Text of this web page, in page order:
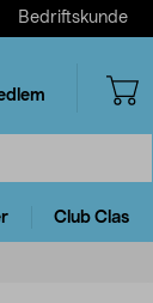
Bedriftskunde
Club Clas